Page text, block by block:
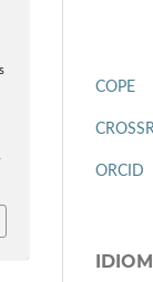
COPE
ORCID